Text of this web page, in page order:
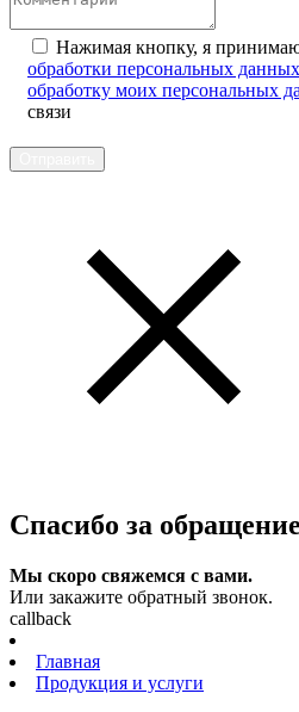
Нажимая кнопку, я
обработки персональных данных
обработку моих персональных
связи
Спасибо за обращение
Мы скоро свяжемся с вами.
Или закажите обратный звонок.
callback
Главная
Продукция и услуги